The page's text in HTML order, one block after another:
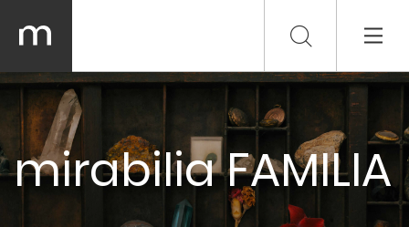
mirabilia FAMILIA